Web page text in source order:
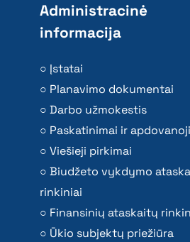
Administracinė
informacija
Įstatai
Planavimo dokumentai
Darbo užmokestis
Paskatinimai ir
Viešieji pirkimai
Biudžeto vykdymo
rinkiniai
Finansinių ataskaitų
Ūkio subjektų priežiūra